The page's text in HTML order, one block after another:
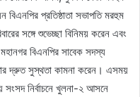
প্রতিষ্ঠাতা সভাপতি মরহুম
সঙ্গে শুভেচ্ছা বিনিময় করেন এবং
বিএনপির সাবেক সদস্য
দ্রুত সুস্থতা কামনা করেন। এসময়
নির্বাচনে খুলনা-২ আসনে